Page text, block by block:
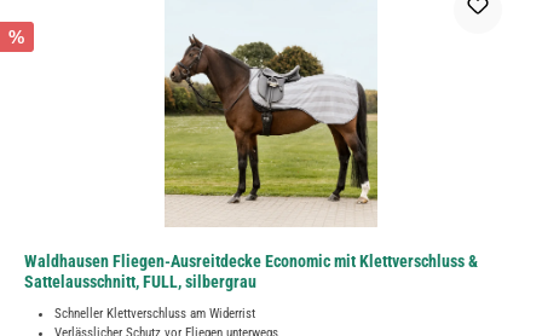
%
Waldhausen Fliegen-Ausreitdecke Economic mit Klettverschluss &
Sattelausschnitt, FULL, silbergrau
Schneller Klettverschluss am Widerrist